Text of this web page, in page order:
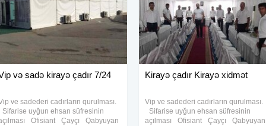
və sadə kirayə çadır 7/24
ve sadederi cadırların qurulması.
Sifarise uyğun ehsan süfresinin
Ofisiant Çayçı Qabyuyan
Kirayə çadır Kirayə xidmət
Vip ve sadederi cadırların qurulması.
Sifarise uyğun ehsan süfresinin
açılması Ofisiant Çayçı Qabyuyan